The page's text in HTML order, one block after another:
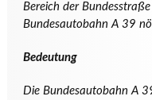
Bereich der
Bundesautobahn A 39
Bedeutung
Die Bundesautobahn A